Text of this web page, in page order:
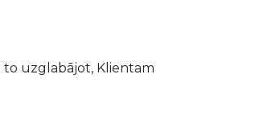
to uzglabājot, Klientam